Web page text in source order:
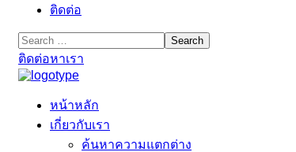
ติดต่อ
ติดต่อหาเรา
หน้าหลัก
เกี่ยวกับเรา
ค้นหาความแตกต่าง